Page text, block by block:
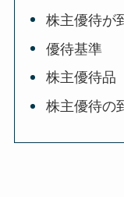
株主優待が
優待基準
株主優待品
株主優待の